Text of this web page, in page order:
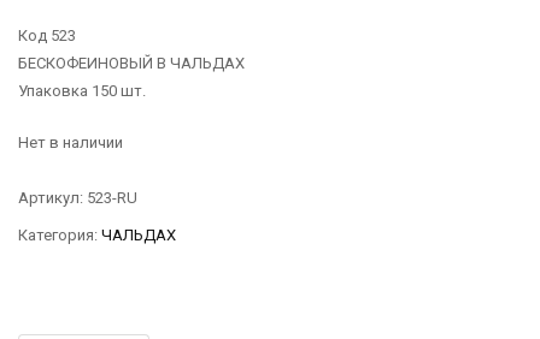
Код 523
БЕСКОФЕИНОВЫЙ В ЧАЛЬДАХ
Упаковка 150 шт.
Нет в наличии
Артикул: 523-RU
Категория: ЧАЛЬДАХ